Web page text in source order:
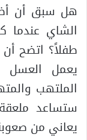
هل سبق أن
الشاي عندما
طفلاً؟ اتضح أن
يعمل
الملتهب
ستساعد
يعاني من